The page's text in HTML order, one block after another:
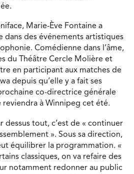
Marie-Ève Fontaine a
des événements artistiques
Comédienne dans l’âme,
du Théâtre Cercle Molière et
en participant aux matches de
depuis qu’elle y a fait ses
co-directrice générale
à Winnipeg cet été.
dessus tout, c’est de « continuer
». Sous sa direction,
équilibrer la programmation. «
classiques, on va refaire des
notamment redonner au public